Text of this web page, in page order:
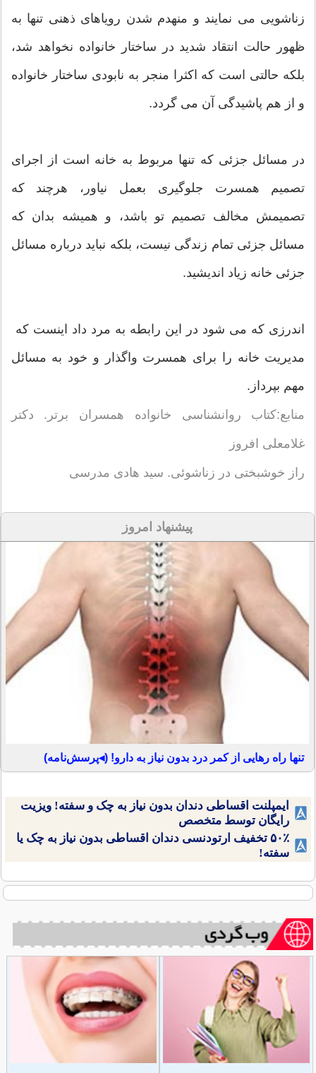
زناشویی می نمایند و منهدم شدن رویاهای ذهنی تنها به
ظهور حالت انتقاد شدید در ساختار خانواده نخواهد شد،
بلکه حالتی است که اکثرا منجر به نابودی ساختار خانواده
و از هم پاشیدگی آن می گردد.
در مسائل جزئی که تنها مربوط به خانه است از اجرای
تصمیم همسرت جلوگیری بعمل نیاور، هرچند که
تصمیمش مخالف تصمیم تو باشد، و همیشه بدان که
مسائل جزئی تمام زندگی نیست، بلکه نباید درباره مسائل
جزئی خانه زیاد اندیشید.
اندرزی که می شود در این رابطه به مرد داد اینست که
مدیریت خانه را برای همسرت واگذار و خود به مسائل
مهم بپرداز.
منابع:کتاب روانشناسی خانواده همسران برتر. دکتر
غلامعلی افروز
راز خوشبختی در زناشوئی. سید هادی مدرسی
پیشنهاد امروز
تنها راه رهایی از کمر درد بدون نیاز به دارو! (◂پرسش‌نامه)
ایمپلنت اقساطی دندان بدون نیاز به چک و سفته! ویزیت
رایگان توسط متخصص
۵۰٪ تخفیف ارتودنسی دندان اقساطی بدون نیاز به چک یا
سفته!